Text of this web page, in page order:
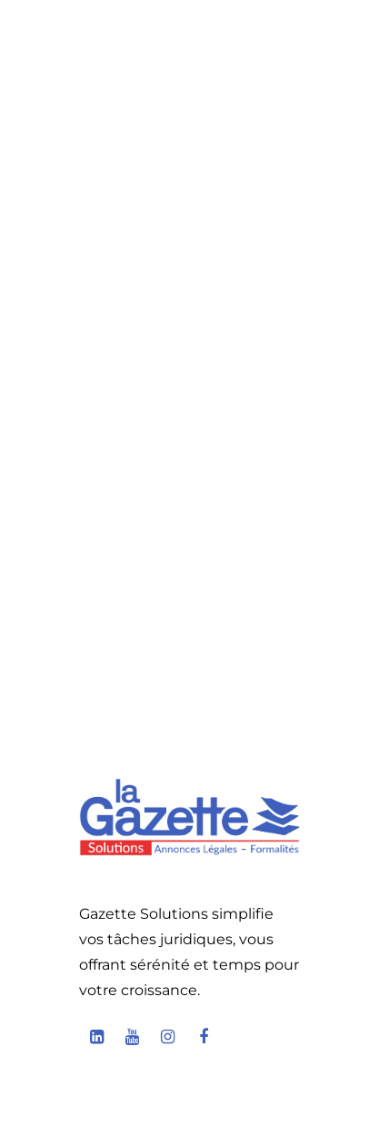
Gazette Solutions simplifie
vos tâches juridiques, vous
offrant sérénité et temps pour
votre croissance.